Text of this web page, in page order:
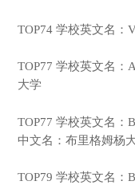
TOP74 学校英文名：
TOP77 学校英文名：
大学
TOP77 学校英文名：
中文名：布里格姆杨
TOP79 学校英文名：